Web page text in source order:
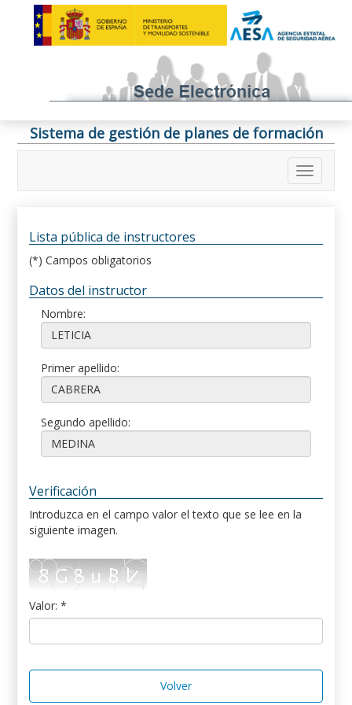
Sistema de gestión de planes de formación
Lista pública de instructores
(*) Campos obligatorios
Datos del instructor
Nombre:
Primer apellido:
Segundo apellido:
Verificación
Introduzca en el campo valor el texto que se lee en la
siguiente imagen.
Valor: *
Volver